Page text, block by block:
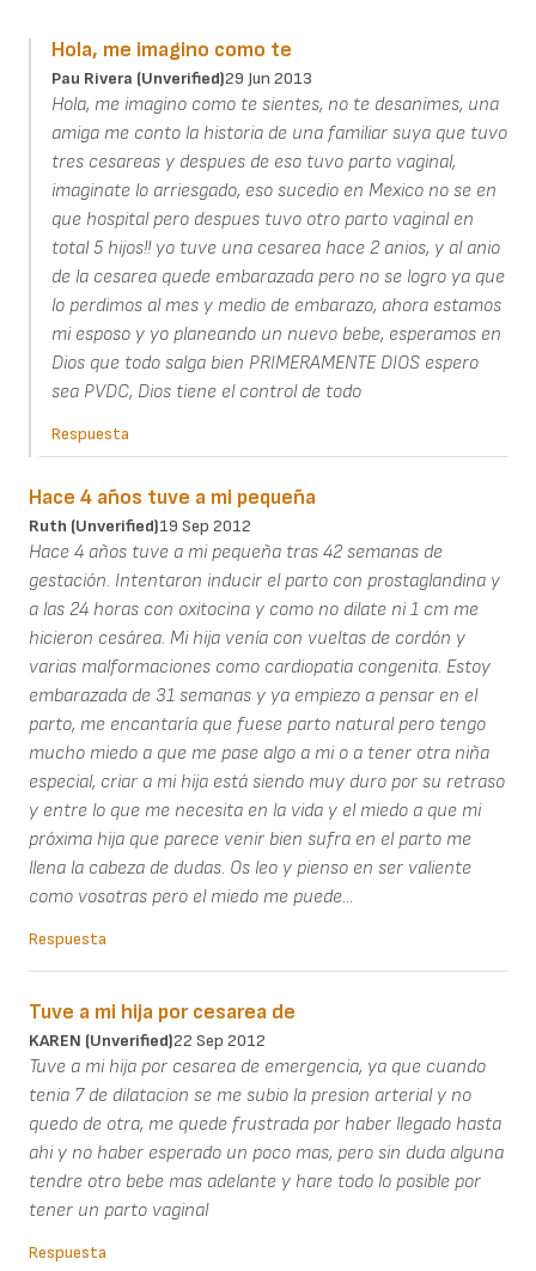
Hola, me imagino como te
Pau Rivera (unverified)29 Jun 2013
Hola, me imagino como te sientes, no te desanimes, una
amiga me conto la historia de una familiar suya que tuvo
tres cesareas y despues de eso tuvo parto vaginal,
imaginate lo arriesgado, eso sucedio en Mexico no se en
que hospital pero despues tuvo otro parto vaginal en
total 5 hijos!! yo tuve una cesarea hace 2 anios, y al anio
de la cesarea quede embarazada pero no se logro ya que
lo perdimos al mes y medio de embarazo, ahora estamos
mi esposo y yo planeando un nuevo bebe, esperamos en
Dios que todo salga bien PRIMERAMENTE DIOS espero
sea PVDC, Dios tiene el control de todo
Respuesta
Hace 4 años tuve a mi pequeña
Ruth (unverified)19 Sep 2012
Hace 4 años tuve a mi pequeña tras 42 semanas de
gestación. Intentaron inducir el parto con prostaglandina y
a las 24 horas con oxitocina y como no dilate ni 1 cm me
hicieron cesárea. Mi hija venía con vueltas de cordón y
varias malformaciones como cardiopatia congenita. Estoy
embarazada de 31 semanas y ya empiezo a pensar en el
parto, me encantaría que fuese parto natural pero tengo
mucho miedo a que me pase algo a mi o a tener otra niña
especial, criar a mi hija está siendo muy duro por su retraso
y entre lo que me necesita en la vida y el miedo a que mi
próxima hija que parece venir bien sufra en el parto me
llena la cabeza de dudas. Os leo y pienso en ser valiente
como vosotras pero el miedo me puede...
Respuesta
Tuve a mi hija por cesarea de
KAREN (unverified)22 Sep 2012
Tuve a mi hija por cesarea de emergencia, ya que cuando
tenia 7 de dilatacion se me subio la presion arterial y no
quedo de otra, me quede frustrada por haber llegado hasta
ahi y no haber esperado un poco mas, pero sin duda alguna
tendre otro bebe mas adelante y hare todo lo posible por
tener un parto vaginal
Respuesta